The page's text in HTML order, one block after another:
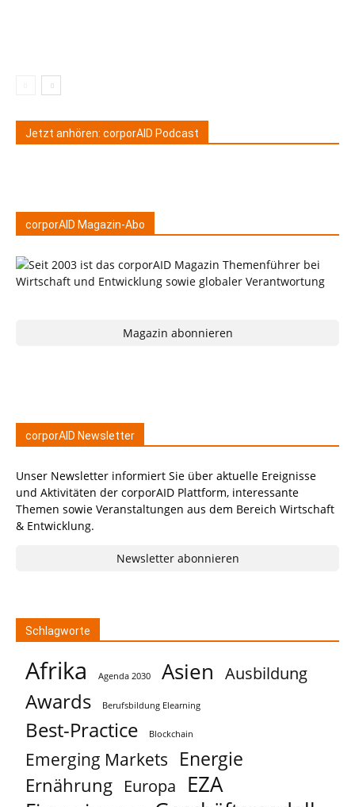
Jetzt anhören: corporAID Podcast
corporAID Magazin-Abo
Magazin abonnieren
corporAID Newsletter
Unser Newsletter informiert Sie über aktuelle Ereignisse
und Aktivitäten der corporAID Plattform, interessante
Themen sowie Veranstaltungen aus dem Bereich Wirtschaft
& Entwicklung.
Newsletter abonnieren
Schlagworte
Afrika Agenda 2030 Asien Ausbildung
Awards Berufsbildung Elearning
Best-Practice Blockchain
Emerging Markets Energie
Ernährung Europa EZA